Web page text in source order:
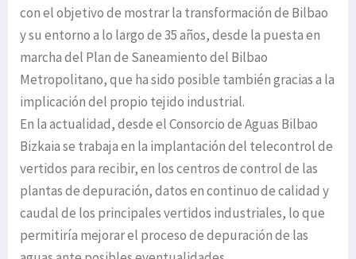
con el objetivo de mostrar la transformación de Bilbao
y su entorno a lo largo de 35 años, desde la puesta en
marcha del Plan de Saneamiento del Bilbao
Metropolitano, que ha sido posible también gracias a la
implicación del propio tejido industrial.
En la actualidad, desde el Consorcio de Aguas Bilbao
Bizkaia se trabaja en la implantación del telecontrol de
vertidos para recibir, en los centros de control de las
plantas de depuración, datos en continuo de calidad y
caudal de los principales vertidos industriales, lo que
permitiría mejorar el proceso de depuración de las